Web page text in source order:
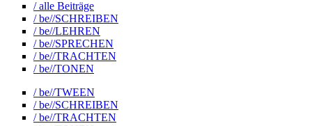
/ alle Beiträge
/ be//SCHREIBEN
/ be//LEHREN
/ be//SPRECHEN
/ be//TRACHTEN
/ be//TONEN
/ be//TWEEN
/ be//SCHREIBEN
/ be//TRACHTEN